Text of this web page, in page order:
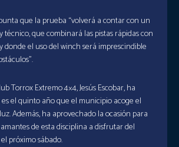
que la prueba “volverá a contar con un
que combinará las pistas rápidas con
donde el uso del winch será imprescindible
Torrox Extremo 4×4, Jesús Escobar, ha
el quinto año que el municipio acoge el
Además, ha aprovechado la ocasión para
de esta disciplina a disfrutar del
próximo sábado.